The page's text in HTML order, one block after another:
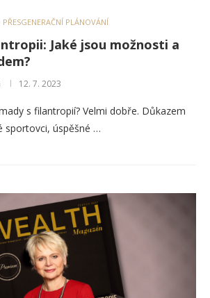
PŘESGENERAČNÍ PLÁNOVÁNÍ
Jaké jsou možnosti a
12. 7. 2023
s filantropií? Velmi dobře. Důkazem
sportovci, úspěšné …